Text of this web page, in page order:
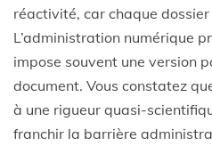
réactivité, car chaque
L’administration numérique
impose souvent une version
document. Vous constatez
à une rigueur quasi-
franchir la barrière